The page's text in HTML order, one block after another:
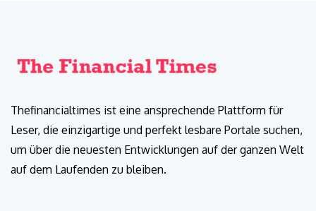
Thefinancialtimes ist eine ansprechende Plattform für
Leser, die einzigartige und perfekt lesbare Portale suchen,
um über die neuesten Entwicklungen auf der ganzen Welt
auf dem Laufenden zu bleiben.